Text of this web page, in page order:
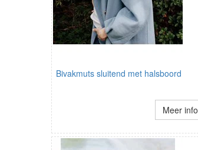
Bivakmuts sluitend met halsboord
Meer info